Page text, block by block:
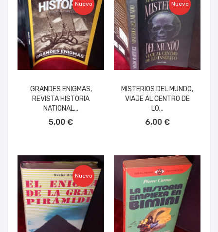
Nuevo
GRANDES ENIGMAS,
REVISTA HISTORIA
NATIONAL...
5,00 €
Nuevo
MISTERIOS DEL MUNDO,
VIAJE AL CENTRO DE
LO...
6,00 €
Nuevo